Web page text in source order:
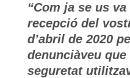
“Com ja se us
recepció del
d’abril de 2020
denunciàveu
seguretat